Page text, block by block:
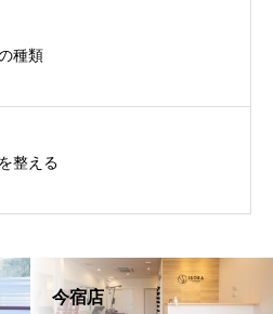
種類
整える
今宿店